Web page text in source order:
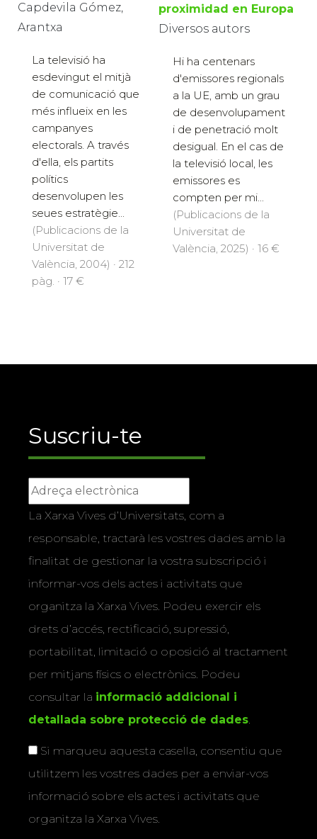
Capdevila Gómez,
Arantxa
La televisió ha
esdevingut el mitjà
de comunicació que
més influeix en les
campanyes
electorals. A través
d'ella, els partits
polítics
desenvolupen les
seues estratègie...
(Publicacions de la
Universitat de
València, 2004) · 212
pàg. · 17 €
proximidad en Europa
Diversos autors
Hi ha centenars
d'emissores regionals
a la UE, amb un grau
de desenvolupament
i de penetració molt
desigual. En el cas de
la televisió local, les
emissores es
compten per mi...
(Publicacions de la
Universitat de
València, 2025) · 16 €
Suscriu-te
La Xarxa Vives d’Universitats, com a
responsable, tractarà les vostres dades amb la
finalitat de gestionar la vostra subscripció i
informar-vos dels actes i activitats que
organitza la Xarxa Vives. Podeu exercir els
drets d’accés, rectificació, supressió,
portabilitat, limitació o oposició al tractament
per mitjans físics o electrònics. Podeu
consultar la informació addicional i
detallada sobre protecció de dades.
Si marqueu aquesta casella, consentiu que
utilitzem les vostres dades per a enviar-vos
informació sobre els actes i activitats que
organitza la Xarxa Vives.